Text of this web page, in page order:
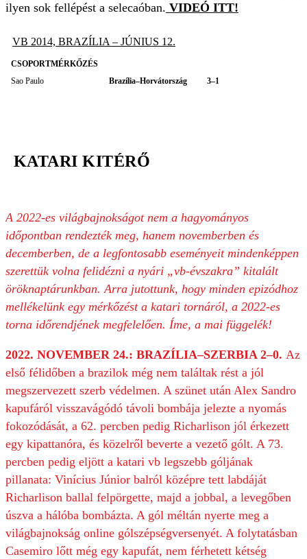
ilyen sok fellépést a selecaóban. VIDEÓ ITT!
CSOPORTMÉRKŐZÉS
Sao Paulo
Brazília–Horvátország 3–1
VB 2014, BRAZÍLIA – JÚNIUS 12.
KATARI KITÉRŐ
A 2022-es világbajnokságot nem a hagyományos
időpontban rendezték meg, hanem novemberben és
decemberben, de a legfontosabb eseményeit mindenképpen
szerettük volna felidézni a nyári „vb-évszakra” kitalált
öröknaptárunkban. Arra jutottunk, hogy minden epizódhoz
mellékelünk egy mérkőzést a katari tornáról, a 2022-es
torna időrendjének megfelelően. Íme, a mai függelék!
2022. NOVEMBER 24.: BRAZÍLIA–SZERBIA 2–0. Az
első félidőben a brazilok még nem találtak rést a jól
megszervezett szerb védelmen. A szünet után Alex Sandro
kapufáról visszavágódó távoli bombája jelezte a nyomás
fokozódását, a 62. percben pedig Richarlison jól érkezett
egy kipattanóra, és közelről beverte a vezető gólt. A 73.
percben pedig eljött a katari vb legszebb góljának
pillanata: Vinícius Júnior balról középre tett labdáját
Richarlison ballal felpörgette, majd a jobbal, a levegőben
úszva a hálóba bombázta. A gól méltán nyerte meg a
világbajnokság online gólszépségversenyét. A folytatásban
Casemiro lőtt még egy kapufát, nem férhetett kétség